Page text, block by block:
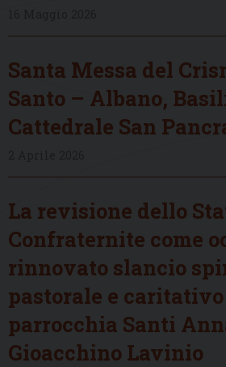
Santa Messa del
Santo – Albano,
Cattedrale San
La revisione dello
Confraternite come
rinnovato slancio
pastorale e
parrocchia Santi
Gioacchino Lavinio